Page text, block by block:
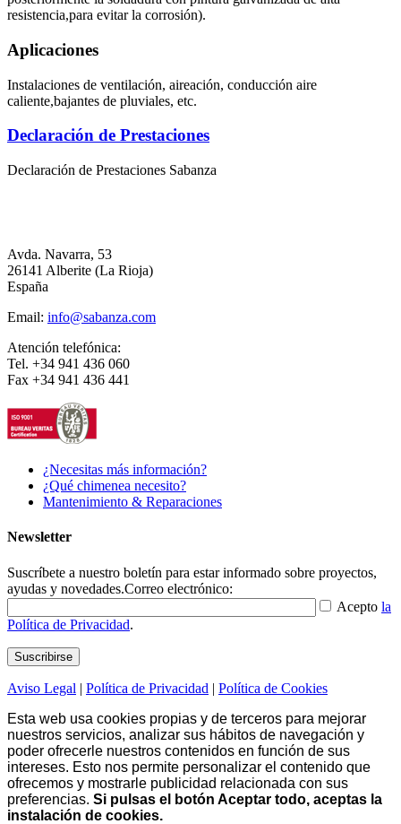
resistencia,para evitar la corrosión).
Aplicaciones
Instalaciones de ventilación, aireación, conducción aire
caliente,bajantes de pluviales, etc.
Declaración de Prestaciones
Declaración de Prestaciones Sabanza
Avda. Navarra, 53
26141 Alberite (La Rioja)
España
Email: info@sabanza.com
Atención telefónica:
Tel. +34 941 436 060
Fax +34 941 436 441
¿Necesitas más información?
¿Qué chimenea necesito?
Mantenimiento & Reparaciones
Newsletter
Suscríbete a nuestro boletín para estar informado sobre proyectos,
ayudas y novedades.Correo electrónico:
Acepto la
Política de Privacidad.
Aviso Legal | Política de Privacidad | Política de Cookies
Esta web usa cookies propias y de terceros para mejorar
nuestros servicios, analizar sus hábitos de navegación y
poder ofrecerle nuestros contenidos en función de sus
intereses. Esto nos permite personalizar el contenido que
ofrecemos y mostrarle publicidad relacionada con sus
preferencias. Si pulsas el botón Aceptar todo, aceptas la
instalación de cookies.